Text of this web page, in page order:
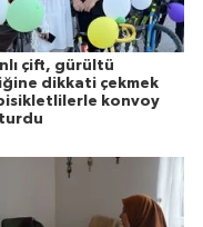
çift, gürültü
dikkati çekmek
konvoy